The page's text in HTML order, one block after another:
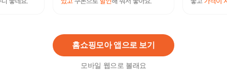
홈쇼핑모아 앱으로 보기
모바일 웹으로 볼래요
당일제조 여수 돌산 갓김치 1kg 국내산원물